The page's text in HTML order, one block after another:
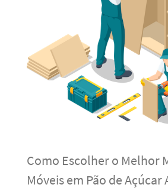
Como Escolher o Melhor
Móveis em Pão de Açúcar